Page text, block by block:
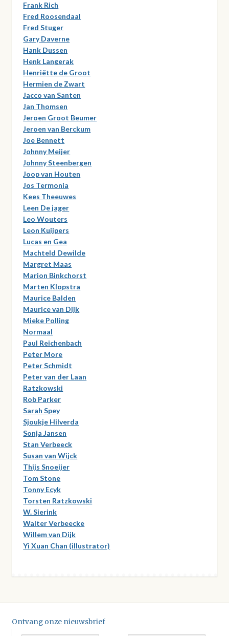
Frank Rich
Fred Roosendaal
Fred Stuger
Gary Daverne
Hank Dussen
Henk Langerak
Henriëtte de Groot
Hermien de Zwart
Jacco van Santen
Jan Thomsen
Jeroen Groot Beumer
Jeroen van Berckum
Joe Bennett
Johnny Meijer
Johnny Steenbergen
Joop van Houten
Jos Termonia
Kees Theeuwes
Leen De jager
Leo Wouters
Leon Kuijpers
Lucas en Gea
Machteld Dewilde
Margret Maas
Marion Binkchorst
Marten Klopstra
Maurice Balden
Maurice van Dijk
Mieke Polling
Normaal
Paul Reichenbach
Peter More
Peter Schmidt
Peter van der Laan
Ratzkowski
Rob Parker
Sarah Spey
Sjoukje Hilverda
Sonja Jansen
Stan Verbeeck
Susan van Wijck
Thijs Snoeijer
Tom Stone
Tonny Ecyk
Torsten Ratzkowski
W. Sierink
Walter Verbeecke
Willem van Dijk
Yi Xuan Chan (illustrator)
Ontvang onze nieuwsbrief